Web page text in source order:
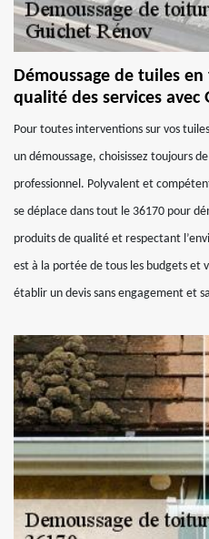
Démoussage de tuiles
qualité des services avec
Pour toutes interventions sur vos
un démoussage, choisissez toujours
professionnel. Polyvalent et
se déplace dans tout le 36170 pour
produits de qualité et respectant
est à la portée de tous les budgets et
établir un devis sans engagement et